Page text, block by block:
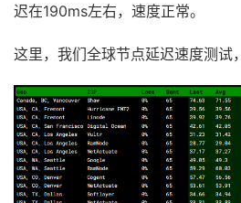
迟在190ms左右，速度正常。
这里，我们全球节点延迟速度测试